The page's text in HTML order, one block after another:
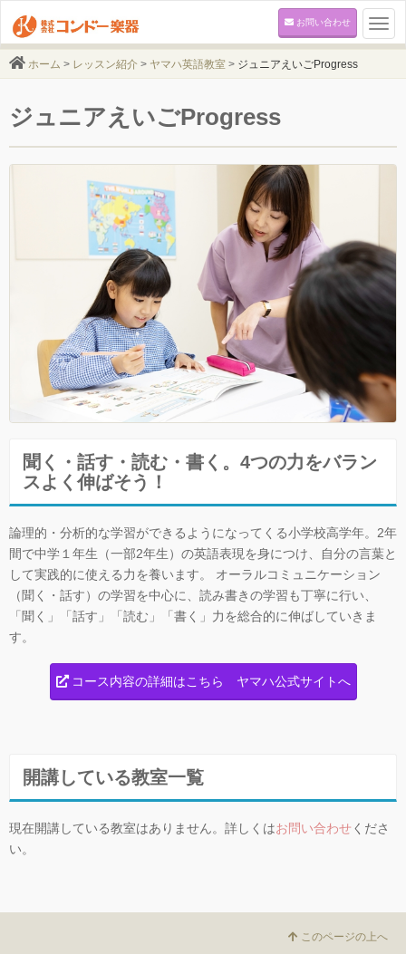
お問い合わせ
ホーム > レッスン紹介 > ヤマハ英語教室 > ジュニアえいごProgress
ジュニアえいごProgress
聞く・話す・読む・書く。4つの力をバラン
スよく伸ばそう！
論理的・分析的な学習ができるようになってくる小学校高学年。2年
間で中学１年生（一部2年生）の英語表現を身につけ、自分の言葉と
して実践的に使える力を養います。 オーラルコミュニケーション
（聞く・話す）の学習を中心に、読み書きの学習も丁寧に行い、
「聞く」「話す」「読む」「書く」力を総合的に伸ばしていきま
す。
コース内容の詳細はこちら ヤマハ公式サイトへ
開講している教室一覧
現在開講している教室はありません。詳しくはお問い合わせくださ
い。
このページの上へ